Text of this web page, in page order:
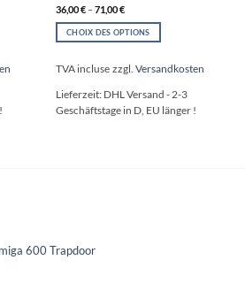
36,00€–71,00€
CHOIX DES OPTIONS
produit
plusieurs
variations.
du
produit
TVA incluse zzgl. Versandkosten
Lieferzeit: DHL Versand - 2-3
Geschäftstage in D, EU länger !
600 Trapdoor